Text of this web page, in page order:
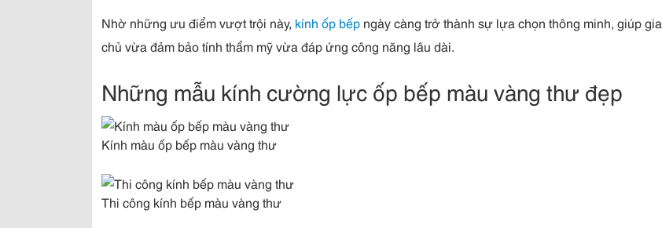
Nhờ những ưu điểm vượt trội này, kính ốp bếp ngày càng trở thành sự lựa chọn thông minh, giúp gia
chủ vừa đảm bảo tính thẩm mỹ vừa đáp ứng công năng lâu dài.
Những mẫu kính cường lực ốp bếp màu vàng thư đẹp
Kính màu ốp bếp màu vàng thư
Thi công kính bếp màu vàng thư